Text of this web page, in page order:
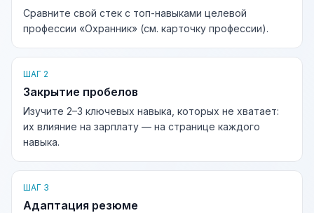
Сравните свой стек с топ-навыками целевой
профессии «Охранник» (см. карточку профессии).
ШАГ 2
Закрытие пробелов
Изучите 2–3 ключевых навыка, которых не хватает:
их влияние на зарплату — на странице каждого
навыка.
ШАГ 3
Адаптация резюме